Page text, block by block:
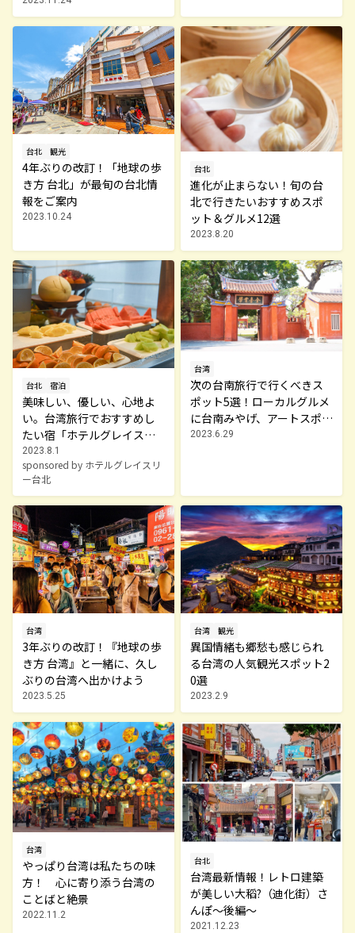
台北 観光
4年ぶりの改訂！「地球の歩
き方 台北」が最旬の台北情
報をご案内
2023.10.24
台北
進化が止まらない！旬の台
北で行きたいおすすめスポ
ット＆グルメ12選
2023.8.20
台北 宿泊
美味しい、優しい、心地よ
い。台湾旅行でおすすめし
たい宿「ホテルグレイスリ
ー台北」
2023.8.1
sponsored by ホテルグレイスリ
ー台北
台湾
次の台南旅行で行くべきス
ポット5選！ローカルグルメ
に台南みやげ、アートスポ
ットまで
2023.6.29
台湾
3年ぶりの改訂！『地球の歩
き方 台湾』と一緒に、久し
ぶりの台湾へ出かけよう
2023.5.25
台湾 観光
異国情緒も郷愁も感じられ
る台湾の人気観光スポット2
0選
2023.2.9
台湾
やっぱり台湾は私たちの味
方！ 心に寄り添う台湾の
ことばと絶景
2022.11.2
台北
台湾最新情報！レトロ建築
が美しい大稻?（迪化街）さ
んぽ～後編～
2021.12.23